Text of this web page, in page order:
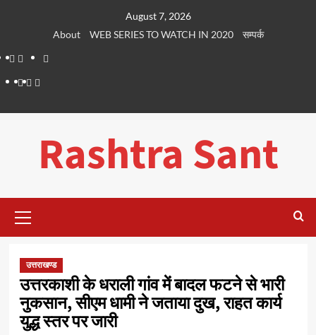
August 7, 2026
About
WEB SERIES TO WATCH IN 2020
सम्पर्क
About
WEB
SERIES
Dehradun
LifePlaces
सम्पर्क
Rashtra Sant
Menu
उत्तराखण्ड
उत्तरकाशी के धराली गांव में बादल फटने से भारी
नुकसान, सीएम धामी ने जताया दुख, राहत कार्य
युद्ध स्तर पर जारी